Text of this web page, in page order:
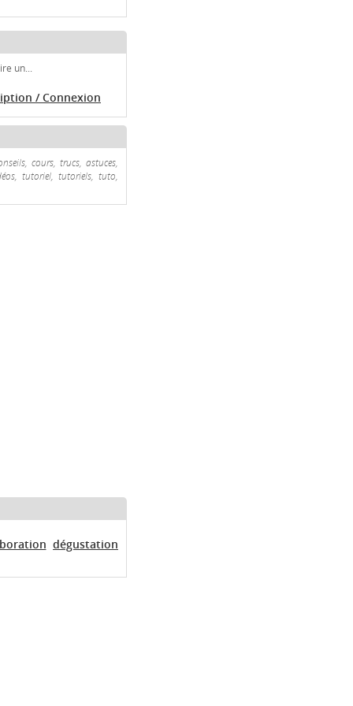
un...
/ Connexion
cours, trucs, astuces,
tutoriel, tutoriels, tuto,
dégustation